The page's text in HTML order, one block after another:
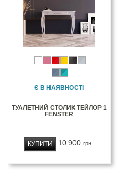
Є В НАЯВНОСТІ
ТУАЛЕТНИЙ СТОЛИК ТЕЙЛОР 1
FENSTER
10 900 грн
КУПИТИ